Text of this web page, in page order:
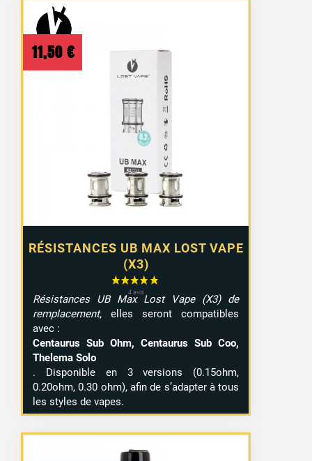
RÉSISTANCES UB MAX LOST VAPE
(X3)
11,50 €
Résistances UB Max Lost Vape (X3) de
remplacement, elles seront compatibles
avec :
Centaurus Sub Ohm, Centaurus Sub Coo,
Thelema Solo
. Disponible en 3 versions (0.15ohm,
0.20ohm, 0.30 ohm), afin de s’adapter à tous
les styles de vapes.